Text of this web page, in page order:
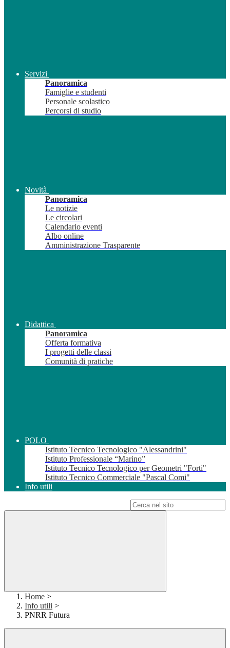
Servizi
Panoramica
Famiglie e studenti
Personale scolastico
Percorsi di studio
Novità
Panoramica
Le notizie
Le circolari
Calendario eventi
Albo online
Amministrazione Trasparente
Didattica
Panoramica
Offerta formativa
I progetti delle classi
Comunità di pratiche
POLO
Istituto Tecnico Tecnologico "Alessandrini"
Istituto Professionale “Marino”
Istituto Tecnico Tecnologico per Geometri "Forti"
Istituto Tecnico Commerciale "Pascal Comi"
Info utili
Home >
Info utili >
PNRR Futura